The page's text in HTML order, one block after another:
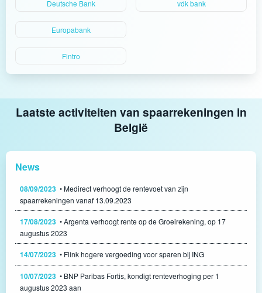
Deutsche Bank
Europabank
Fintro
vdk bank
Laatste activiteiten van spaarrekeningen in
België
News
08/09/2023 • Medirect verhoogt de rentevoet van zijn
spaarrekeningen vanaf 13.09.2023
17/08/2023 • Argenta verhoogt rente op de Groeirekening, op 17
augustus 2023
14/07/2023 • Flink hogere vergoeding voor sparen bij ING
10/07/2023 • BNP Paribas Fortis, kondigt renteverhoging per 1
augustus 2023 aan